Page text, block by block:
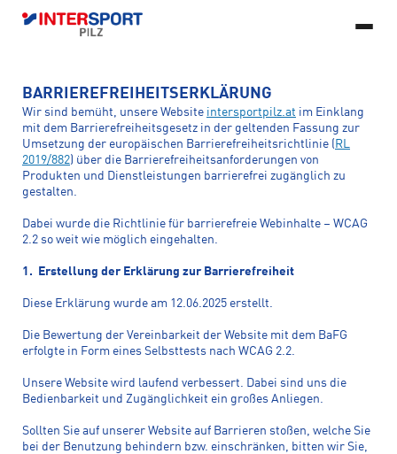
SERVICES & LEISTUNGEN
Alle Serviceleistungen Firmenrad Leasing
Arion Laufanalyse Runningservice
SPORTARTEN
Alle Sportarten Bike
Running
Fitness Tennis
Klettern Camping
Ski Skitour
Schneeschuhwandern Langlauf
STANDORTE
KARRIERE
ÜBER UNS
News & Stories
UNSERE WERBUNG
DE
FlexMade
Impressum
DSGVO AGB Barrierefreiheitserklärung
KUNDENSERVICE
Kontakt
BARRIEREFREIHEITSERKLÄRUNG
Wir sind bemüht, unsere Website intersportpilz.at im Einklang
mit dem Barrierefreiheitsgesetz in der geltenden Fassung zur
Umsetzung der europäischen Barrierefreiheitsrichtlinie ( RL
2019/882) über die Barrierefreiheitsanforderungen von
Produkten und Dienstleistungen barrierefrei zugänglich zu
gestalten.
Dabei wurde die Richtlinie für barrierefreie Webinhalte – WCAG
2.2 so weit wie möglich eingehalten.
1. Erstellung der Erklärung zur Barrierefreiheit
Diese Erklärung wurde am 12.06.2025 erstellt.
Die Bewertung der Vereinbarkeit der Website mit dem BaFG
erfolgte in Form eines Selbsttests nach WCAG 2.2.
Unsere Website wird laufend verbessert. Dabei sind uns die
Bedienbarkeit und Zugänglichkeit ein großes Anliegen.
Sollten Sie auf unserer Website auf Barrieren stoßen, welche Sie
bei der Benutzung behindern bzw. einschränken, bitten wir Sie,